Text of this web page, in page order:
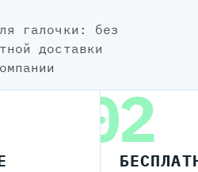
доставки
02